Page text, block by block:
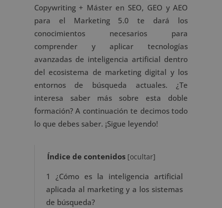
Copywriting + Máster en SEO, GEO y AEO
para el Marketing 5.0 te dará los
conocimientos necesarios para
comprender y aplicar tecnologías
avanzadas de inteligencia artificial dentro
del ecosistema de marketing digital y los
entornos de búsqueda actuales. ¿Te
interesa saber más sobre esta doble
formación? A continuación te decimos todo
lo que debes saber. ¡Sigue leyendo!
Índice de contenidos [ocultar]
1
¿Cómo es la inteligencia artificial
aplicada al marketing y a los sistemas
de búsqueda?